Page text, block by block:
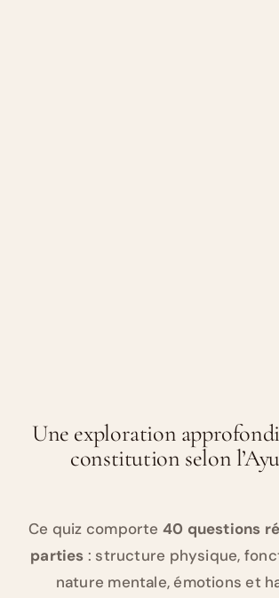
Une exploration
constitution selon
Ce quiz comporte 40 questions
parties : structure physique,
nature mentale, émotions et